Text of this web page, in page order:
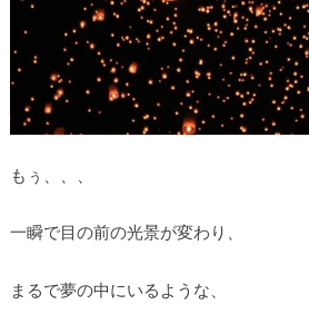
もぅ、、、
一瞬で目の前の光景が変わり、
まるで夢の中にいるような、